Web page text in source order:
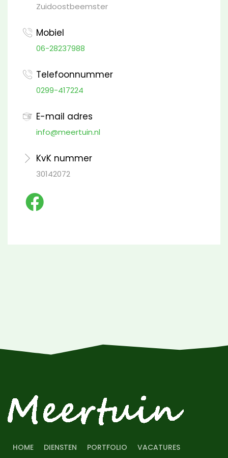
Zuidoostbeemster
Mobiel
06-28237988
Telefoonnummer
0299-417224
E-mail adres
info@meertuin.nl
KvK nummer
30142072
HOME DIENSTEN PORTFOLIO VACATURES